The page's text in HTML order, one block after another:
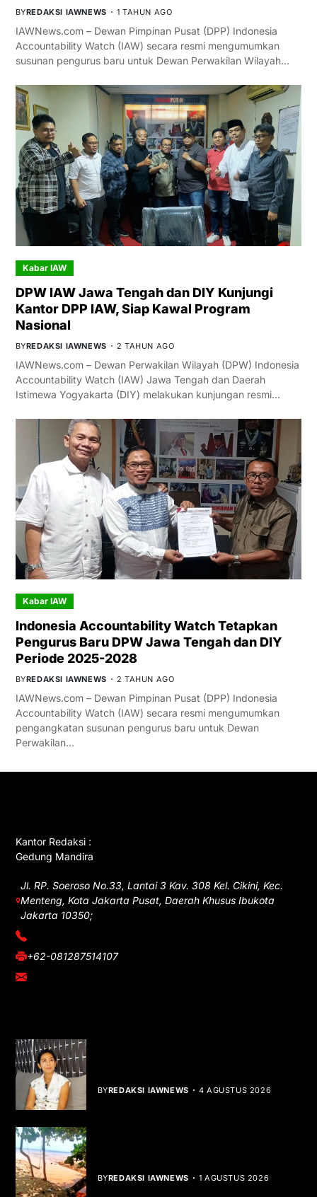
BYREDAKSI IAWNEWS 1 TAHUN AGO
IAWNews.com – Dewan Pimpinan Pusat (DPP) Indonesia
Accountability Watch (IAW) secara resmi mengumumkan
susunan pengurus baru untuk Dewan Perwakilan Wilayah…
Kabar IAW
DPW IAW Jawa Tengah dan DIY Kunjungi
Kantor DPP IAW, Siap Kawal Program
Nasional
BYREDAKSI IAWNEWS 2 TAHUN AGO
IAWNews.com – Dewan Perwakilan Wilayah (DPW) Indonesia
Accountability Watch (IAW) Jawa Tengah dan Daerah
Istimewa Yogyakarta (DIY) melakukan kunjungan resmi…
Kabar IAW
Indonesia Accountability Watch Tetapkan
Pengurus Baru DPW Jawa Tengah dan DIY
Periode 2025-2028
BYREDAKSI IAWNEWS 2 TAHUN AGO
IAWNews.com – Dewan Pimpinan Pusat (DPP) Indonesia
Accountability Watch (IAW) secara resmi mengumumkan
pengangkatan susunan pengurus baru untuk Dewan
Perwakilan…
Kantor Redaksi :
Gedung Mandira
Jl. RP. Soeroso No.33, Lantai 3 Kav. 308 Kel. Cikini, Kec.
Menteng, Kota Jakarta Pusat, Daerah Khusus Ibukota
Jakarta 10350;
(021) 3908026
+62-081287514107
adm@iawnews.com
BYREDAKSI IAWNEWS 4 AGUSTUS 2026
BYREDAKSI IAWNEWS 1 AGUSTUS 2026